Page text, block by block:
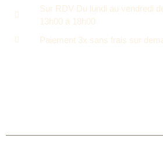
Sur RDV Du lundi au vendredi
13h00 à 18h00
Paiement 3x sans frais sur